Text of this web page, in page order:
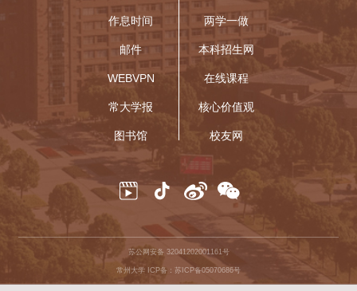
作息时间
邮件
WEBVPN
常大学报
图书馆
两学一做
本科招生网
在线课程
核心价值观
校友网
苏公网安备 32041202001161号
常州大学 ICP备：苏ICP备05070686号